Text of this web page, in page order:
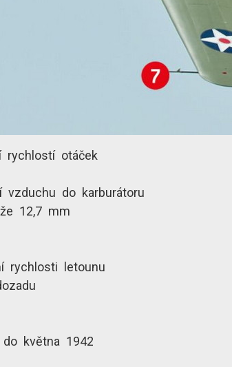
rychlostí otáček
vzduchu do karburátoru
12,7 mm
rychlosti letounu
do května 1942